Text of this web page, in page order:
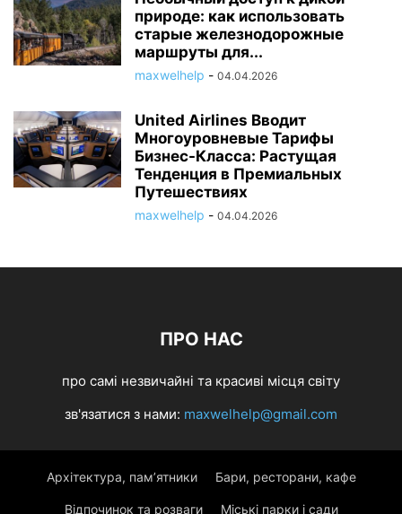
природе: как использовать
старые железнодорожные
маршруты для...
maxwelhelp - 04.04.2026
United Airlines Вводит
Многоуровневые Тарифы
Бизнес-Класса: Растущая
Тенденция в Премиальных
Путешествиях
maxwelhelp - 04.04.2026
ПРО НАС
про самі незвичайні та красиві місця світу
зв'язатися з нами: maxwelhelp@gmail.com
Архітектура, пам’ятники Бари, ресторани, кафе
Відпочинок та розваги Міські парки і сади